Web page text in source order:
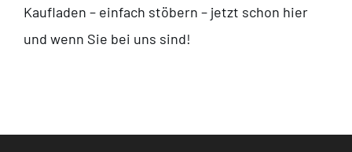
Kaufladen – einfach stöbern – jetzt schon hier
und wenn Sie bei uns sind!